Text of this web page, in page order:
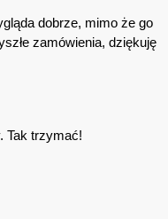
dobrze, mimo że go
zamówienia, dziękuję
Tak trzymać!